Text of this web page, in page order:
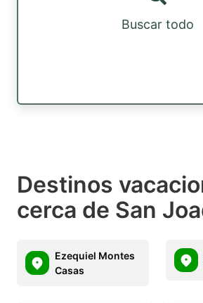
Buscar todo
Destinos
cerca de San
Ezequiel Montes
Casas